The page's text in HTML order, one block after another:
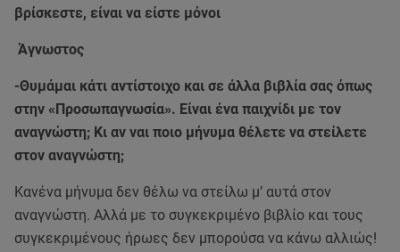
βρίσκεστε, είναι να είστε μόνοι
Άγνωστος
-Θυμάμαι κάτι αντίστοιχο και σε άλλα βιβλία σας όπως
στην «Προσωπαγνωσία». Είναι ένα παιχνίδι με τον
αναγνώστη; Κι αν ναι ποιο μήνυμα θέλετε να στείλετε
στον αναγνώστη;
Κανένα μήνυμα δεν θέλω να στείλω μ’ αυτά στον
αναγνώστη. Αλλά με το συγκεκριμένο βιβλίο και τους
συγκεκριμένους ήρωες δεν μπορούσα να κάνω αλλιώς!